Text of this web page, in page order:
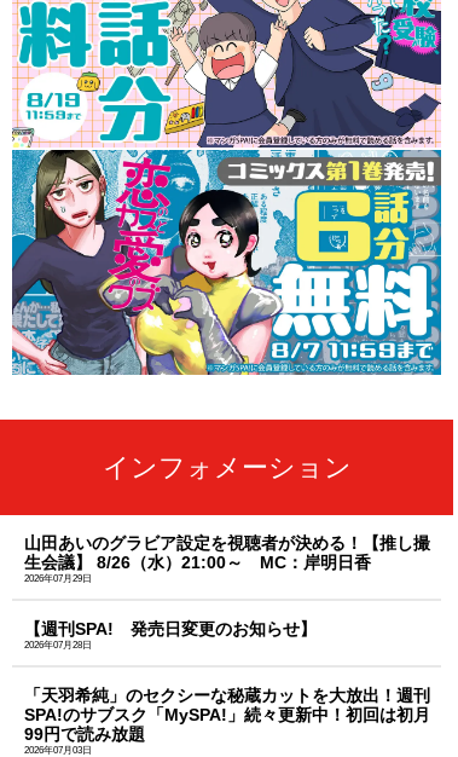
インフォメーション
山田あいのグラビア設定を視聴者が決める！【推し撮
生会議】 8/26（水）21:00～ MC：岸明日香
2026年07月29日
【週刊SPA! 発売日変更のお知らせ】
2026年07月28日
「天羽希純」のセクシーな秘蔵カットを大放出！週刊
SPA!のサブスク「MySPA!」続々更新中！初回は初月
99円で読み放題
2026年07月03日